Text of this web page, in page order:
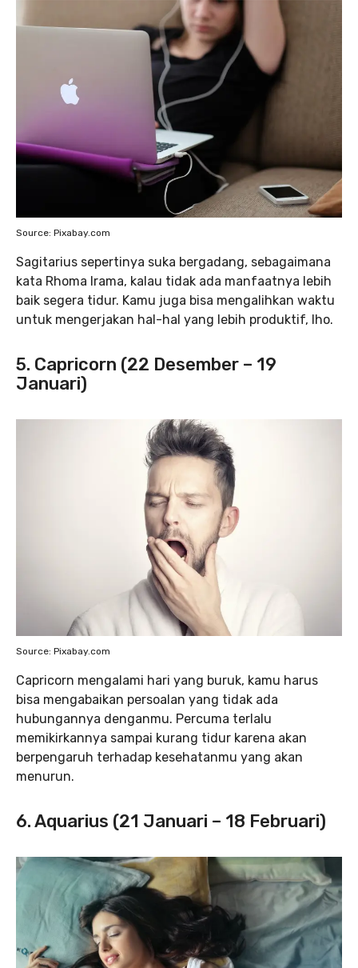
Source: Pixabay.com
Sagitarius sepertinya suka bergadang, sebagaimana
kata Rhoma Irama, kalau tidak ada manfaatnya lebih
baik segera tidur. Kamu juga bisa mengalihkan waktu
untuk mengerjakan hal-hal yang lebih produktif, lho.
5. Capricorn (22 Desember – 19
Januari)
Source: Pixabay.com
Capricorn mengalami hari yang buruk, kamu harus
bisa mengabaikan persoalan yang tidak ada
hubungannya denganmu. Percuma terlalu
memikirkannya sampai kurang tidur karena akan
berpengaruh terhadap kesehatanmu yang akan
menurun.
6. Aquarius (21 Januari – 18 Februari)